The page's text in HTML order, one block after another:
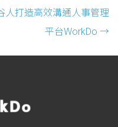
人打造高效溝通人事管理
平台WorkDo →